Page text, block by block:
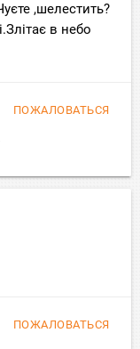
,шелестить?
в небо
ПОЖАЛОВАТЬСЯ
ПОЖАЛОВАТЬСЯ